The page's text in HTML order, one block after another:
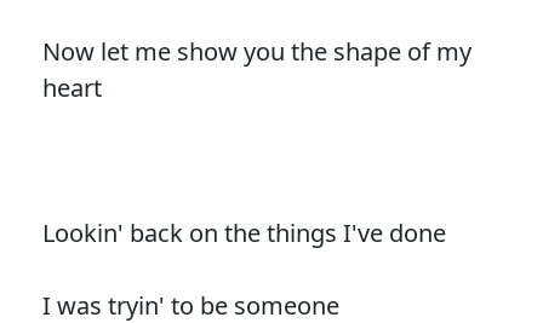
Now let me show you the shape of my
heart
Lookin' back on the things I've done
I was tryin' to be someone